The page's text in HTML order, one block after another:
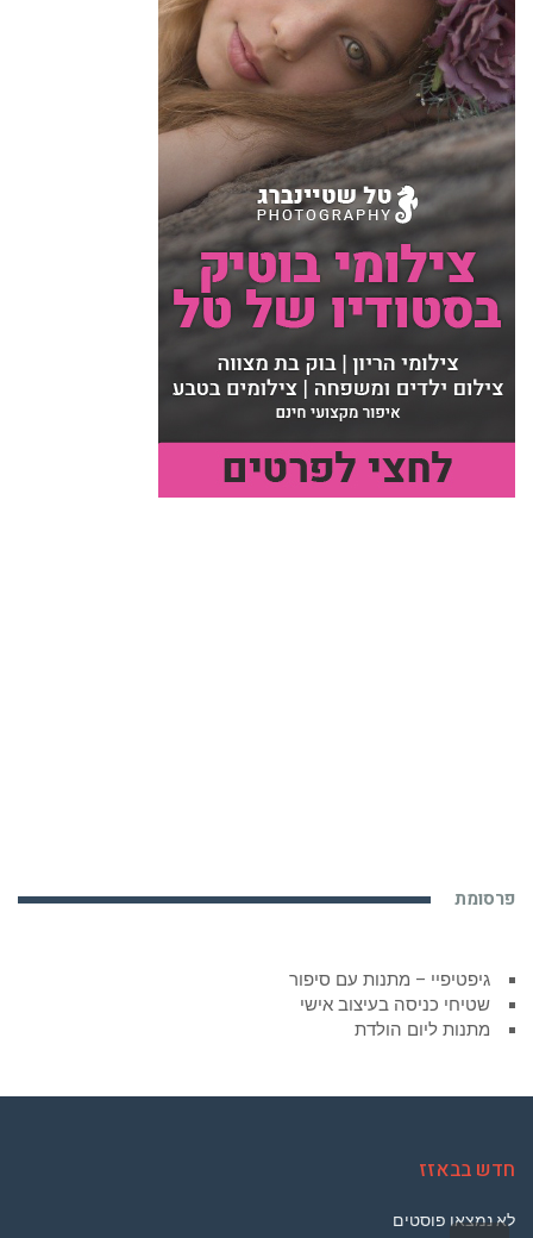
פרסומת
גיפטיפיי – מתנות עם סיפור
שטיחי כניסה בעיצוב אישי
מתנות ליום הולדת
חדש בבאזז
לא נמצאו פוסטים